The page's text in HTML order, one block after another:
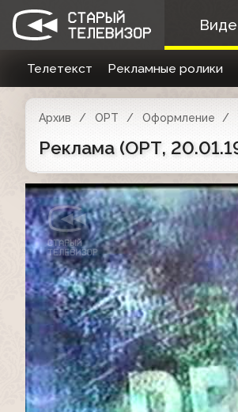
Телетекст Рекламные ролики
Архив ОРТ Оформление
Реклама (ОРТ,